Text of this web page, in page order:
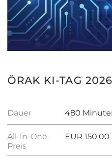
ÖRAK KI-TAG
Dauer 480
All-In-One-
Preis
EUR 150.00